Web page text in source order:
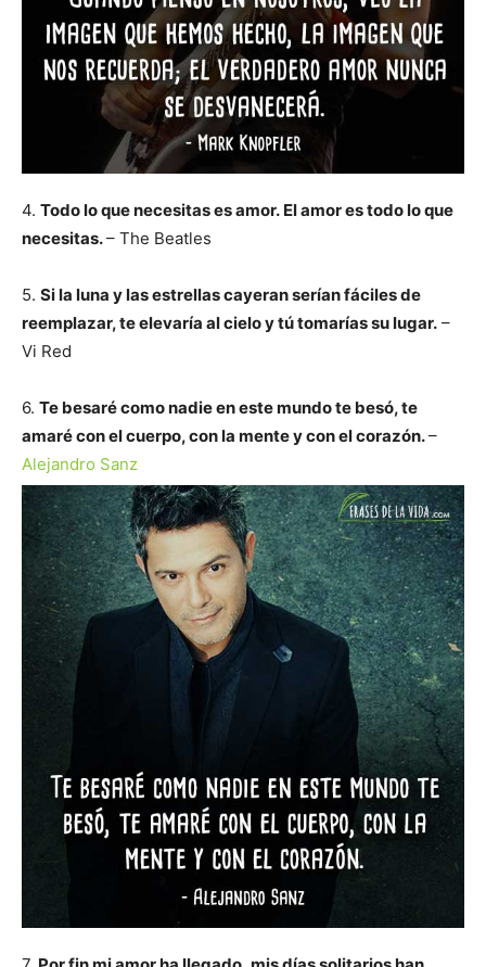
4. Todo lo que necesitas es amor. El amor es todo lo que
necesitas.– The Beatles
5. Si la luna y las estrellas cayeran serían fáciles de
reemplazar, te elevaría al cielo y tú tomarías su lugar. –
Vi Red
6. Te besaré como nadie en este mundo te besó, te
amaré con el cuerpo, con la mente y con el corazón.–
Alejandro Sanz